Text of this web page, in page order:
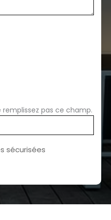
pas ce champ.
sécurisées